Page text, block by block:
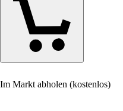
Im Markt abholen (kostenlos)